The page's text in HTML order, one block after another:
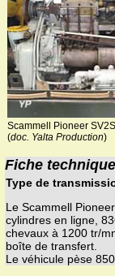
Scammell Pioneer SV2S
(doc. Yalta Production)
Fiche technique
Type de
Le Scammell
cylindres en ligne,
chevaux à 1200 tr/
boîte de transfert.
Le véhicule pèse